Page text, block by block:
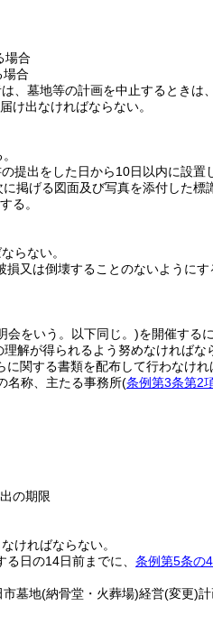
場合
場合
、墓地等の計画を中止するときは
け出なければならない。
提出をした日から10日以内に設置
掲げる図面及び写真を添付した標
る。
らない。
又は倒壊することのないように
会をいう。以下同じ。)を開催する
解が得られるよう努めなければな
関する書類を配布して行わなけれ
名称、主たる事務所(条例第3条第2
の期限
ければならない。
日の14日前までに、 条例第5条の
市墓地(納骨堂・火葬場)経営(変更)